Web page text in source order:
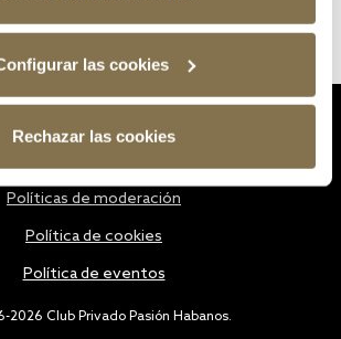
las cookies
Rechazar las cookies
2026 Club Privado Pasión Habanos.
Políticas de moderación
Política de cookies
Política de eventos